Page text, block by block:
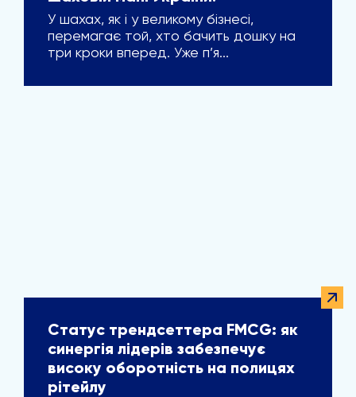
У шахах, як і у великому бізнесі,
перемагає той, хто бачить дошку на
три кроки вперед. Уже п’я...
Статус трендсеттера FMCG: як
синергія лідерів забезпечує
високу оборотність на полицях
рітейлу